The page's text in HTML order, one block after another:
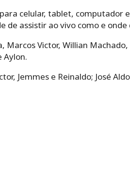
celular, tablet, computador
de assistir ao vivo como e onde
Marcos Victor, Willian
Aylon.
Jemmes e Reinaldo; José